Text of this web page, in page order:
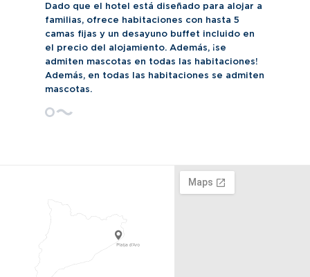
Dado que el hotel está diseñado para alojar a
familias, ofrece habitaciones con hasta 5
camas fijas y un desayuno buffet incluido en
el precio del alojamiento. Además, ¡se
admiten mascotas en todas las habitaciones!
Además, en todas las habitaciones se admiten
mascotas.